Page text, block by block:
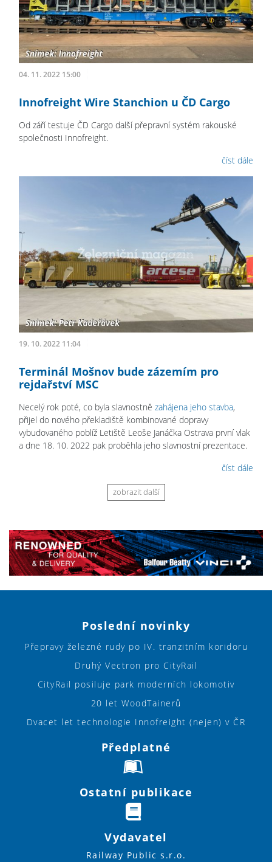
04. 11. 2022 15:00
Innofreight Wire Stanchion u ČD Cargo
Od září testuje ČD Cargo další přepravní systém rakouské
společnosti Innofreight.
číst dále
19. 10. 2022 11:04
Terminál Mošnov bude zázemím pro
rejdařství MSC
Necelý rok poté, co byla slavnostně zahájena jeho stavba,
přijel do nového překladiště kombinované dopravy
vybudovaného poblíž Letiště Leoše Janáčka Ostrava první vlak
a dne 18. 10. 2022 pak proběhla jeho slavnostní prezentace.
číst dále
zobrazit další
Poslední novinky
Přepravy železné rudy po IV. tranzitním koridoru
Druhý Vectron pro CityRail
CityRail posiluje park moderních lokomotiv
20 let WoodTainerů
Dvacet let technologie Innofreight (nejen) v ČR
Předplatné
Ostatní publikace
Vydavatel
Railway Public s.r.o.